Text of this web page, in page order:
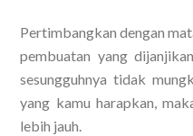
Pertimbangkan dengan
pembuatan yang
sesungguhnya tidak
yang kamu harapkan,
lebih jauh.